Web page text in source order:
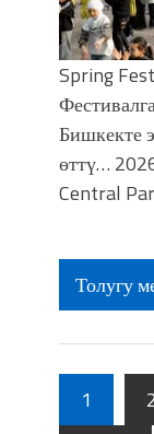
Spring
Бишкекте
өттү…
Central
Толугу
1